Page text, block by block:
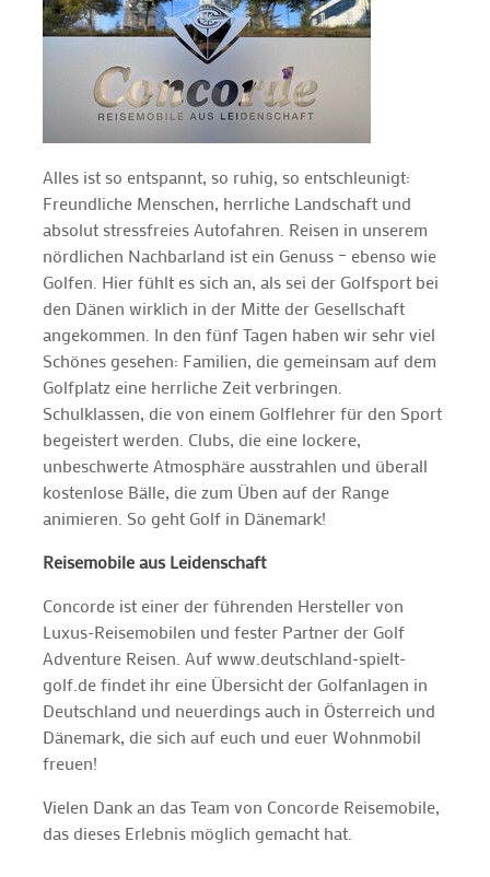
Alles ist so entspannt, so ruhig, so entschleunigt:
Freundliche Menschen, herrliche Landschaft und
absolut stressfreies Autofahren. Reisen in unserem
nördlichen Nachbarland ist ein Genuss – ebenso wie
Golfen. Hier fühlt es sich an, als sei der Golfsport bei
den Dänen wirklich in der Mitte der Gesellschaft
angekommen. In den fünf Tagen haben wir sehr viel
Schönes gesehen: Familien, die gemeinsam auf dem
Golfplatz eine herrliche Zeit verbringen.
Schulklassen, die von einem Golflehrer für den Sport
begeistert werden. Clubs, die eine lockere,
unbeschwerte Atmosphäre ausstrahlen und überall
kostenlose Bälle, die zum Üben auf der Range
animieren. So geht Golf in Dänemark!
Reisemobile aus Leidenschaft
Concorde ist einer der führenden Hersteller von
Luxus-Reisemobilen und fester Partner der Golf
Adventure Reisen. Auf www.deutschland-spielt-
golf.de findet ihr eine Übersicht der Golfanlagen in
Deutschland und neuerdings auch in Österreich und
Dänemark, die sich auf euch und euer Wohnmobil
freuen!
Vielen Dank an das Team von Concorde Reisemobile,
das dieses Erlebnis möglich gemacht hat.